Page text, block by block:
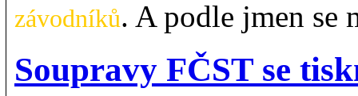
závodníků. A podle jmen se
Soupravy FČST se